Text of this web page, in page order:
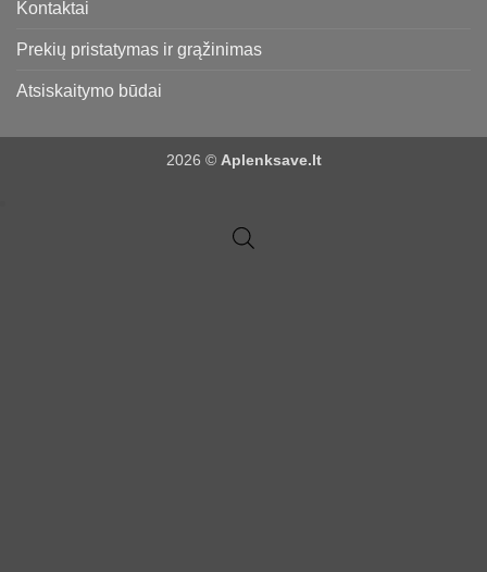
Kontaktai
Prekių pristatymas ir grąžinimas
Atsiskaitymo būdai
2026 © Aplenksave.lt